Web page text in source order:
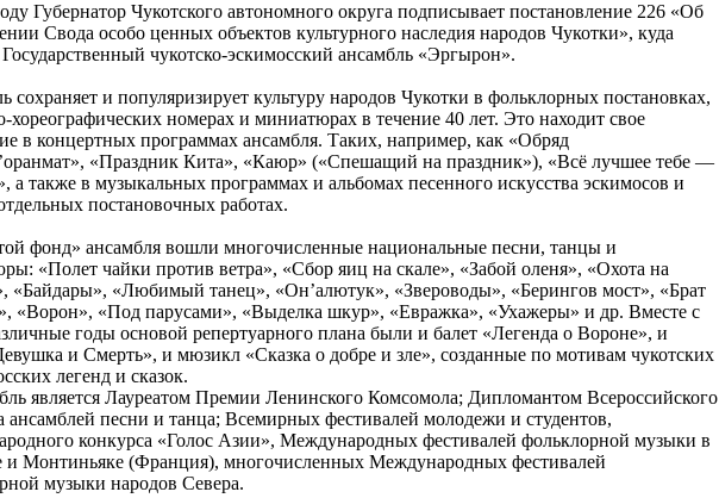
Губернатор Чукотского автономного округа подписывает постановление 226 «Об
Свода особо ценных объектов культурного наследия народов Чукотки», куда
чукотско-эскимосский ансамбль «Эргырон».
сохраняет и популяризирует культуру народов Чукотки в фольклорных постановках,
хореографических номерах и миниатюрах в течение 40 лет. Это находит свое
в концертных программах ансамбля. Таких, например, как «Обряд
«Праздник Кита», «Каюр» («Спешащий на праздник»), «Всё лучшее тебе —
а также в музыкальных программах и альбомах песенного искусства эскимосов и
постановочных работах.
фонд» ансамбля вошли многочисленные национальные песни, танцы и
«Полет чайки против ветра», «Сбор яиц на скале», «Забой оленя», «Охота на
«Байдары», «Любимый танец», «Он’алютук», «Звероводы», «Берингов мост», «Брат
«Ворон», «Под парусами», «Выделка шкур», «Евражка», «Ухажеры» и др. Вместе с
годы основой репертуарного плана были и балет «Легенда о Вороне», и
и Смерть», и мюзикл «Сказка о добре и зле», созданные по мотивам чукотских
легенд и сказок.
является Лауреатом Премии Ленинского Комсомола; Дипломантом Всероссийского
ансамблей песни и танца; Всемирных фестивалей молодежи и студентов,
конкурса «Голос Азии», Международных фестивалей фольклорной музыки в
и Монтиньяке (Франция), многочисленных Международных фестивалей
музыки народов Севера.